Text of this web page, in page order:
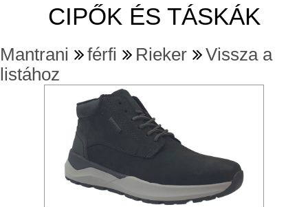
CIPŐK ÉS TÁSKÁK
Mantrani férfi Rieker
Vissza a
listához